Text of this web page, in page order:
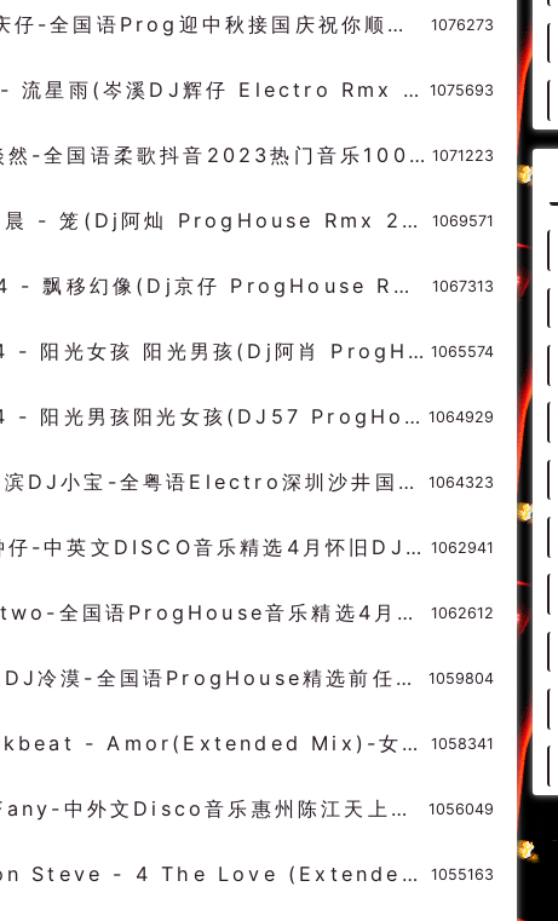
DJ庆仔-全国语Prog迎中秋接国庆祝你顺风顺水顺财神顺No4串烧 - 慢摇串烧 超劲爆慢摇舞曲 慢嗨DJ串烧 1076273
F4 - 流星雨(岑溪DJ辉仔 Electro Rmx 2023) - 独家舞曲 发布 优秀DJ舞曲 1075693
Dj淡然-全国语柔歌抖音2023热门音乐100首治愈系连版串烧v4 - 慢歌串烧 连版串烧 柔歌连版 1071223
张碧晨 - 笼(Dj阿灿 ProgHouse Rmx 2023 v4) - 中文Remix 中文CLUB 华语Remix 1069571
MP4 - 飘移幻像(Dj京仔 ProgHouse Rmx 2023 粤语 车载版) - 中文Remix 中文CLUB 华语Remix 1067313
TG4 - 阳光女孩 阳光男孩(Dj阿肖 ProgHouse Rmx 2023) - 中文Remix 中文CLUB 华语Remix 1065574
TG4 - 阳光男孩阳光女孩(DJ57 ProgHouse Rmx 2023 家有儿女主题曲) - 独家舞曲 发布 优秀DJ舞曲 1064929
哈尔滨DJ小宝-全粤语Electro深圳沙井国潮汇出品海铭兄弟定制串烧 v4 - 慢摇串烧 超劲爆慢摇舞曲 慢嗨DJ串烧 1064323
Dj钟仔-中英文DISCO音乐精选4月怀旧DJ的士高劲爆MIX串烧 - 迪高串烧 DISCO串烧 劲爆的士高DJ舞曲 1062941
Djctwo-全国语ProgHouse音乐精选4月Vs听说你忘了走尽DJ串烧 - 慢摇串烧 超劲爆慢摇舞曲 慢嗨DJ串烧 1062612
恭城DJ冷漠-全国语ProgHouse精选前任4弹鼓太空旋律PH鼓音乐串烧 - 慢摇串烧 超劲爆慢摇舞曲 慢嗨DJ串烧 1059804
D4rkbeat - Amor(Extended Mix)-女说TechHouse - HOUSE 电音HOUSE 电音DJ舞曲 1058341
DJFany-中外文Disco音乐惠州陈江天上人间疯狂跳舞摇摆的高串烧V4 - 迪高串烧 DISCO串烧 劲爆的士高DJ舞曲 1056049
Neon Steve - 4 The Love (Extended Mix)-男FutureHouse - HOUSE 电音HOUSE 电音DJ舞曲 1055163